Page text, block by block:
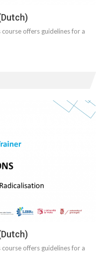
offers guidelines for a
offers guidelines for a